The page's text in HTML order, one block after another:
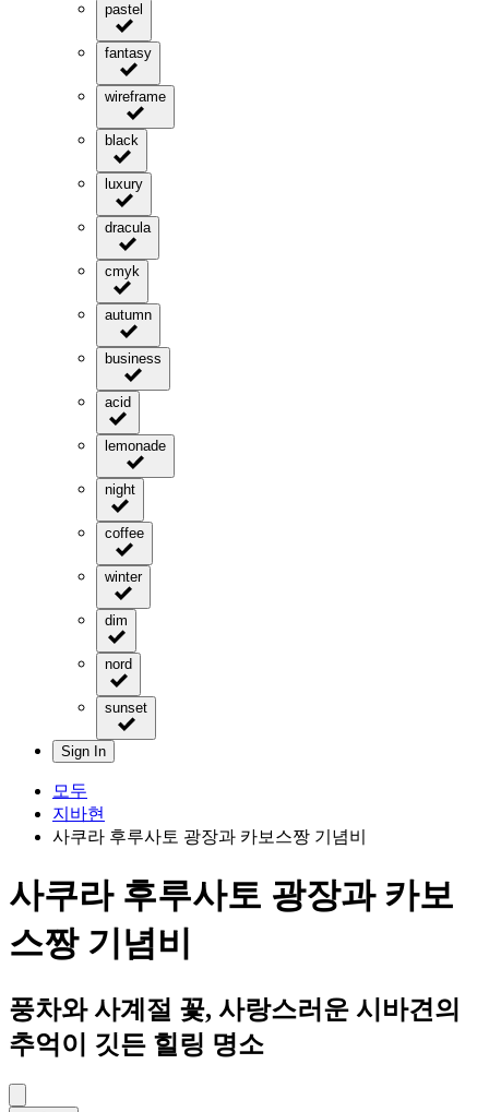
pastel
fantasy
wireframe
black
luxury
dracula
cmyk
autumn
business
acid
lemonade
night
coffee
winter
dim
nord
sunset
Sign In
모두
지바현
사쿠라 후루사토 광장과 카보스짱 기념비
사쿠라 후루사토 광장과 카보
스짱 기념비
풍차와 사계절 꽃, 사랑스러운 시바견의
추억이 깃든 힐링 명소